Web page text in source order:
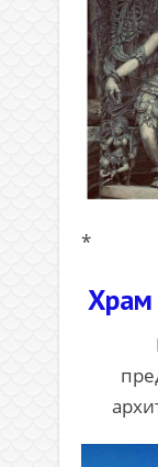
*
Храм